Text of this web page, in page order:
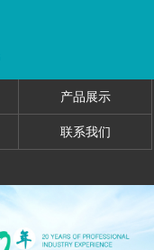
产品展示
联系我们